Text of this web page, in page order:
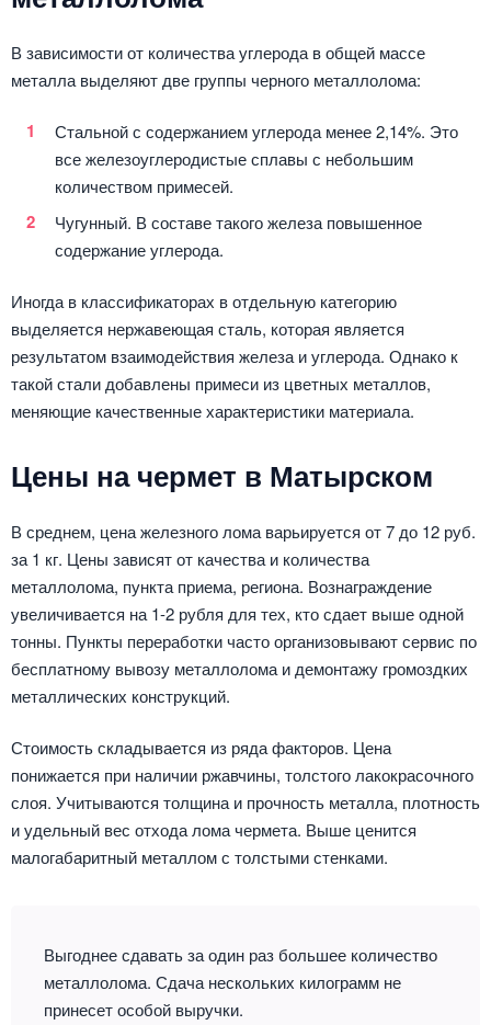
В зависимости от количества углерода в общей массе
металла выделяют две группы черного металлолома:
Стальной с содержанием углерода менее 2,14%. Это
все железоуглеродистые сплавы с небольшим
количеством примесей.
Чугунный. В составе такого железа повышенное
содержание углерода.
Иногда в классификаторах в отдельную категорию
выделяется нержавеющая сталь, которая является
результатом взаимодействия железа и углерода. Однако к
такой стали добавлены примеси из цветных металлов,
меняющие качественные характеристики материала.
Цены на чермет в Матырском
В среднем, цена железного лома варьируется от 7 до 12 руб.
за 1 кг. Цены зависят от качества и количества
металлолома, пункта приема, региона. Вознаграждение
увеличивается на 1-2 рубля для тех, кто сдает выше одной
тонны. Пункты переработки часто организовывают сервис по
бесплатному вывозу металлолома и демонтажу громоздких
металлических конструкций.
Стоимость складывается из ряда факторов. Цена
понижается при наличии ржавчины, толстого лакокрасочного
слоя. Учитываются толщина и прочность металла, плотность
и удельный вес отхода лома чермета. Выше ценится
малогабаритный металлом с толстыми стенками.
Выгоднее сдавать за один раз большее количество
металлолома. Сдача нескольких килограмм не
принесет особой выручки.